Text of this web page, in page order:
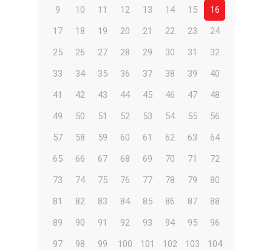
9 10 11 12 13 14 15
16
17
18 19 20 21 22 23
24
25
26 27 28 29 30 31
32
33
34 35 36 37 38 39
40
41
42 43 44 45 46 47
48
49
50 51 52 53 54 55
56
57
58 59 60 61 62 63
64
65
66 67 68 69 70 71
72
73
74 75 76 77 78 79
80
81
82 83 84 85 86 87
88
89
90 91 92 93 94 95
96
97
98 99 100 101 102 103
104